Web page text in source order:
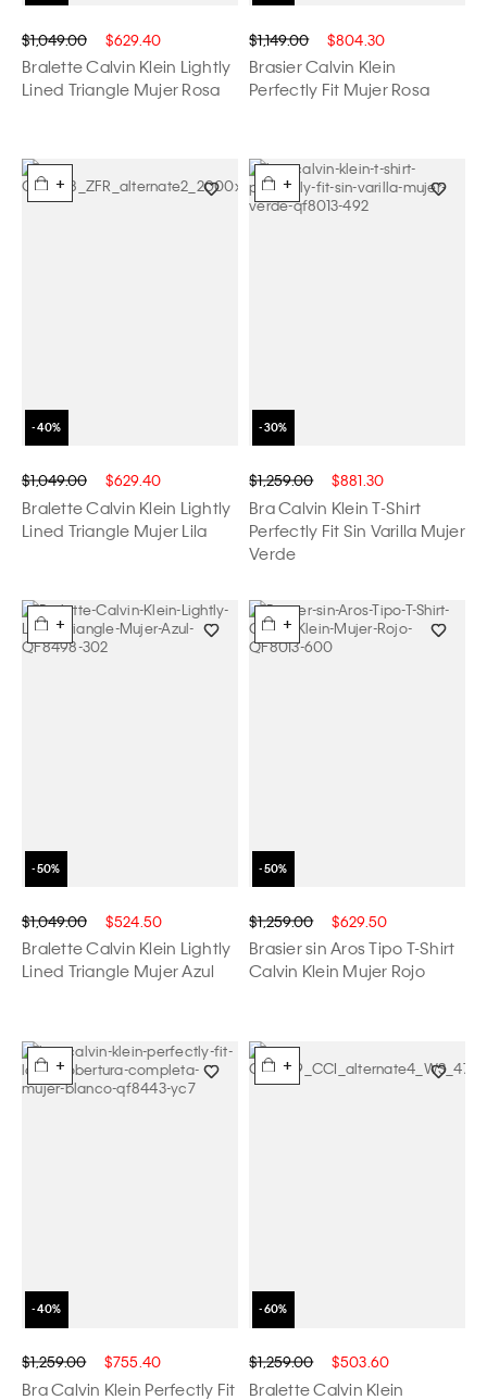
$1,049.00 $629.40
Bralette Calvin Klein Lightly
Lined Triangle Mujer Rosa
$1,149.00 $804.30
Brasier Calvin Klein
Perfectly Fit Mujer Rosa
+
$1,049.00 $629.40
Bralette Calvin Klein Lightly
Lined Triangle Mujer Lila
+
$1,259.00 $881.30
Bra Calvin Klein T-Shirt
Perfectly Fit Sin Varilla Mujer
Verde
+
$1,049.00 $524.50
Bralette Calvin Klein Lightly
Lined Triangle Mujer Azul
+
$1,259.00 $629.50
Brasier sin Aros Tipo T-Shirt
Calvin Klein Mujer Rojo
+
$1,259.00 $755.40
Bra Calvin Klein Perfectly Fit
+
$1,259.00 $503.60
Bralette Calvin Klein